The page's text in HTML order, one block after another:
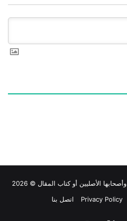
وأصحابها الأصليين أو كتاب المقال © 2026
Privacy Policy اتصل بنا